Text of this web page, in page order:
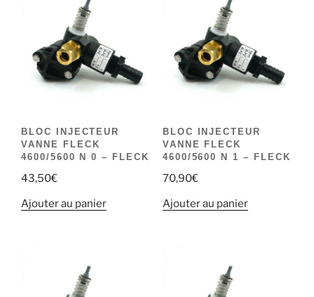
BLOC INJECTEUR
VANNE FLECK
4600/5600 N 0 – FLECK
43,50€
Ajouter au panier
BLOC INJECTEUR
VANNE FLECK
4600/5600 N 1 – FLECK
70,90€
Ajouter au panier